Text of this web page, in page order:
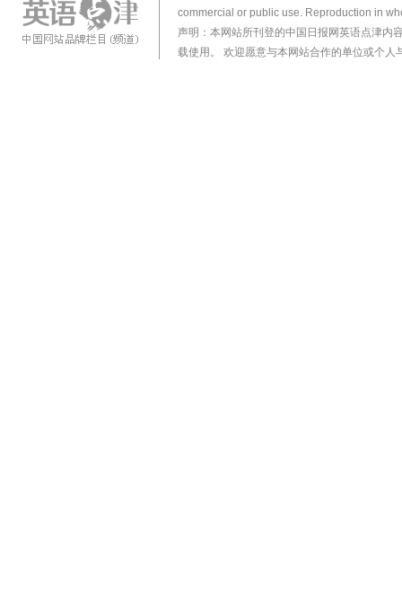
commercial or public use. Reproduction in
声明：本网站所刊登的中国日报网英语点津内
载使用。 欢迎愿意与本网站合作的单位或个人